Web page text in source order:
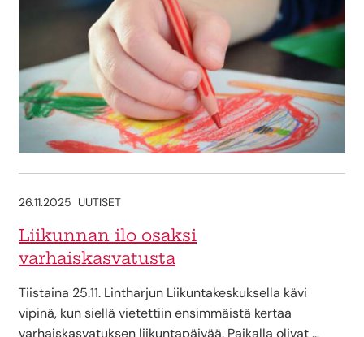
26.11.2025 UUTISET
Liikunnan ilo osaksi
varhaiskasvatusta
Tiistaina 25.11. Lintharjun Liikuntakeskuksella kävi
vipinä, kun siellä vietettiin ensimmäistä kertaa
varhaiskasvatuksen liikuntapäivää. Paikalla olivat …